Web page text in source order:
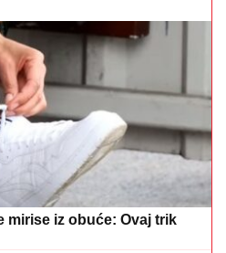
mirise iz obuće: Ovaj trik